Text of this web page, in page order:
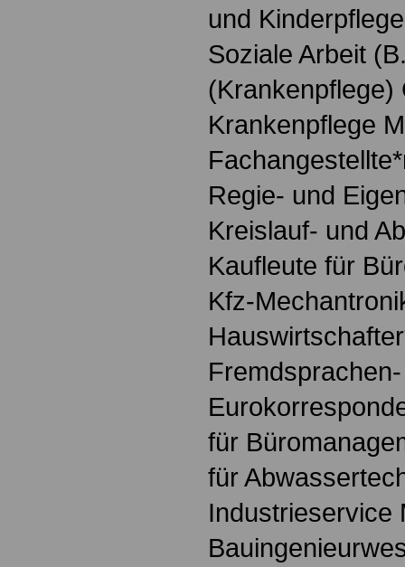
und
Soziale Arbeit
(Krankenpflege)
Krankenpflege
Regie- und
Kreislauf- und
Kaufleute für
Kfz-
Fremdsprachen-
für
für
Industrieservice